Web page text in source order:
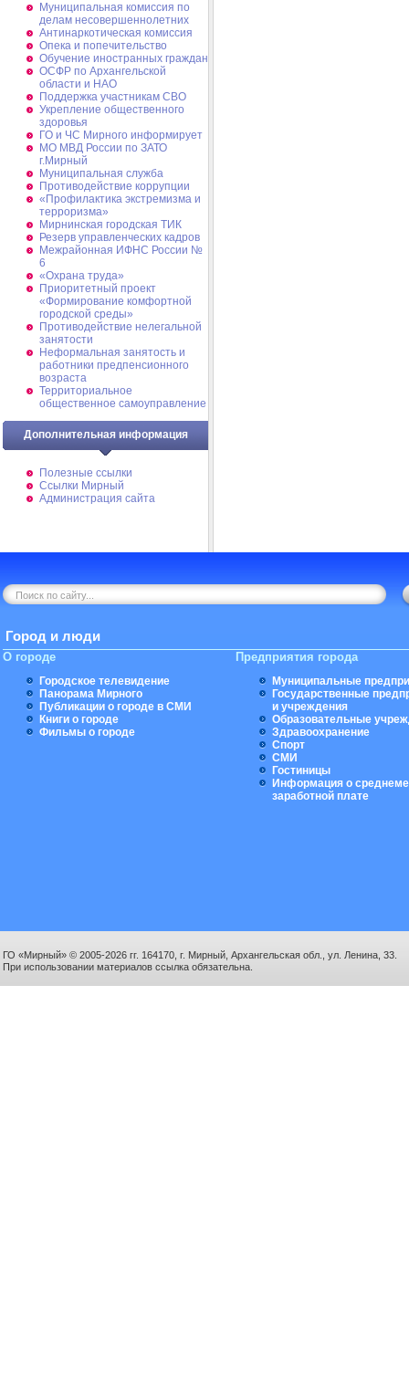
Муниципальная комиссия по
делам несовершеннолетних
Антинаркотическая комиссия
Опека и попечительство
Обучение иностранных граждан
ОСФР по Архангельской
области и НАО
Поддержка участникам СВО
Укрепление общественного
здоровья
ГО и ЧС Мирного информирует
МО МВД России по ЗАТО
г.Мирный
Муниципальная cлужба
Противодействие коррупции
«Профилактика экстремизма и
терроризма»
Мирнинская городская ТИК
Резерв управленческих кадров
Межрайонная ИФНС России №
6
«Охрана труда»
Приоритетный проект
«Формирование комфортной
городской среды»
Противодействие нелегальной
занятости
Неформальная занятость и
работники предпенсионного
возраста
Территориальное
общественное самоуправление
Дополнительная информация
Полезные ссылки
Ссылки Мирный
Администрация сайта
Город и люди
О городе
Городское телевидение
Панорама Мирного
Публикации о городе в СМИ
Книги о городе
Фильмы о городе
Предприятия города
Муниципальные
Государственные
и учреждения
Образовательные
Здравоохранение
Спорт
СМИ
Гостиницы
Информация о
заработной плате
ГО «Мирный» © 2005-2026 гг. 164170, г. Мирный, Архангельская обл., ул. Ленина, 33.
При использовании материалов ссылка обязательна.